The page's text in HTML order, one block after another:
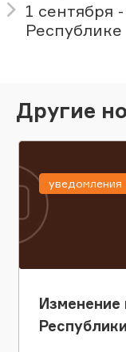
1 сентября
Другие
Изменение
уведомления